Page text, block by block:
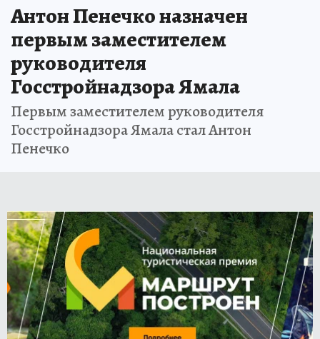
Антон Пенечко назначен
первым заместителем
руководителя
Госстройнадзора Ямала
Первым заместителем руководителя
Госстройнадзора Ямала стал Антон
Пенечко